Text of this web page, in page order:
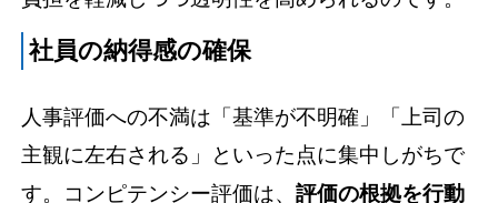
社員の納得感の確保
人事評価への不満は「基準が不明確」「上司の
主観に左右される」といった点に集中しがちで
す。コンピテンシー評価は、評価の根拠を行動